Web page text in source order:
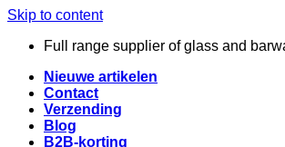
Skip to content
Full range supplier of glass and
Nieuwe artikelen
Contact
Verzending
Blog
B2B-korting